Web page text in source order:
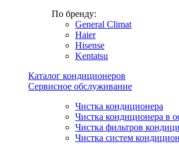
По бренду:
General Climat
Haier
Hisense
Kentatsu
Каталог кондиционеров
Сервисное обслуживание
Чистка кондиционера
Чистка кондиционера в
Чистка фильтров
Чистка систем